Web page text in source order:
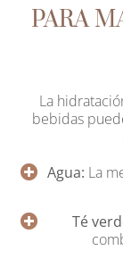
PARA
La
bebidas
Agua: La
Té